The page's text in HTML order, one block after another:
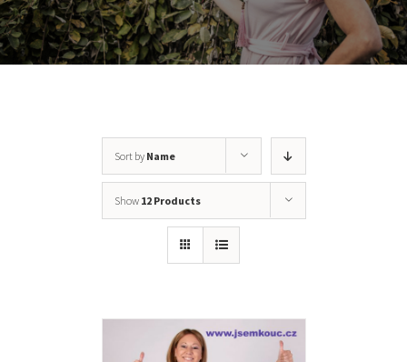
Sort by Name
Show 12 Products